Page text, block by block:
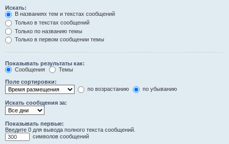
Искать:
В названиях тем и текстах сообщений
Только в текстах сообщений
Только по названию темы
Только в первом сообщении темы
Показывать результаты как:
Сообщения
Темы
Поле сортировки:
по возрастанию
по убыванию
Искать сообщения за:
Показывать первые:
Введите 0 для вывода полного текста сообщений.
символов сообщений